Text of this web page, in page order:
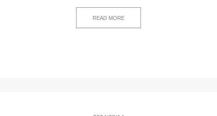
READ MORE